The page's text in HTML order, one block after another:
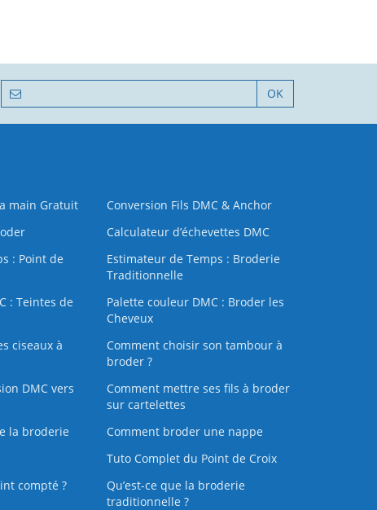
OK
main Gratuit
Conversion Fils DMC & Anchor
Calculateur d’échevettes DMC
: Point de
Estimateur de Temps : Broderie
Traditionnelle
: Teintes de
Palette couleur DMC : Broder les
Cheveux
ciseaux à
Comment choisir son tambour à
broder ?
DMC vers
Comment mettre ses fils à broder
sur cartelettes
la broderie
Comment broder une nappe
Tuto Complet du Point de Croix
compté ?
Qu’est-ce que la broderie
traditionnelle ?